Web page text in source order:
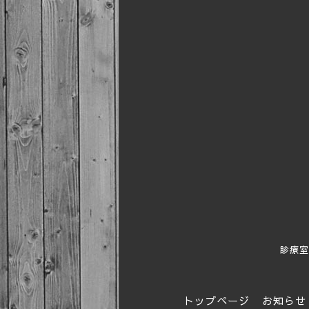
診療
トップページ お知らせ